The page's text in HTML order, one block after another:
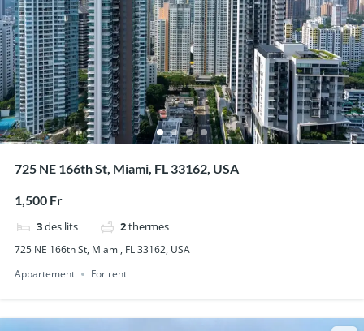
725 NE 166th St, Miami, FL 33162, USA
1,500 Fr
3des lits 2thermes
725 NE 166th St, Miami, FL 33162, USA
Appartement
For rent